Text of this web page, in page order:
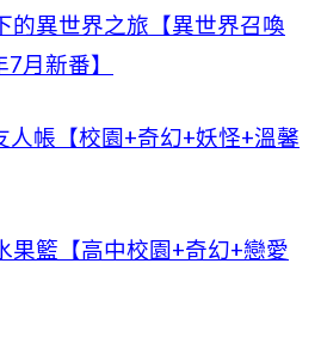
的異世界之旅【異世界召喚
月新番】
人帳【校園+奇幻+妖怪+溫馨
果籃【高中校園+奇幻+戀愛